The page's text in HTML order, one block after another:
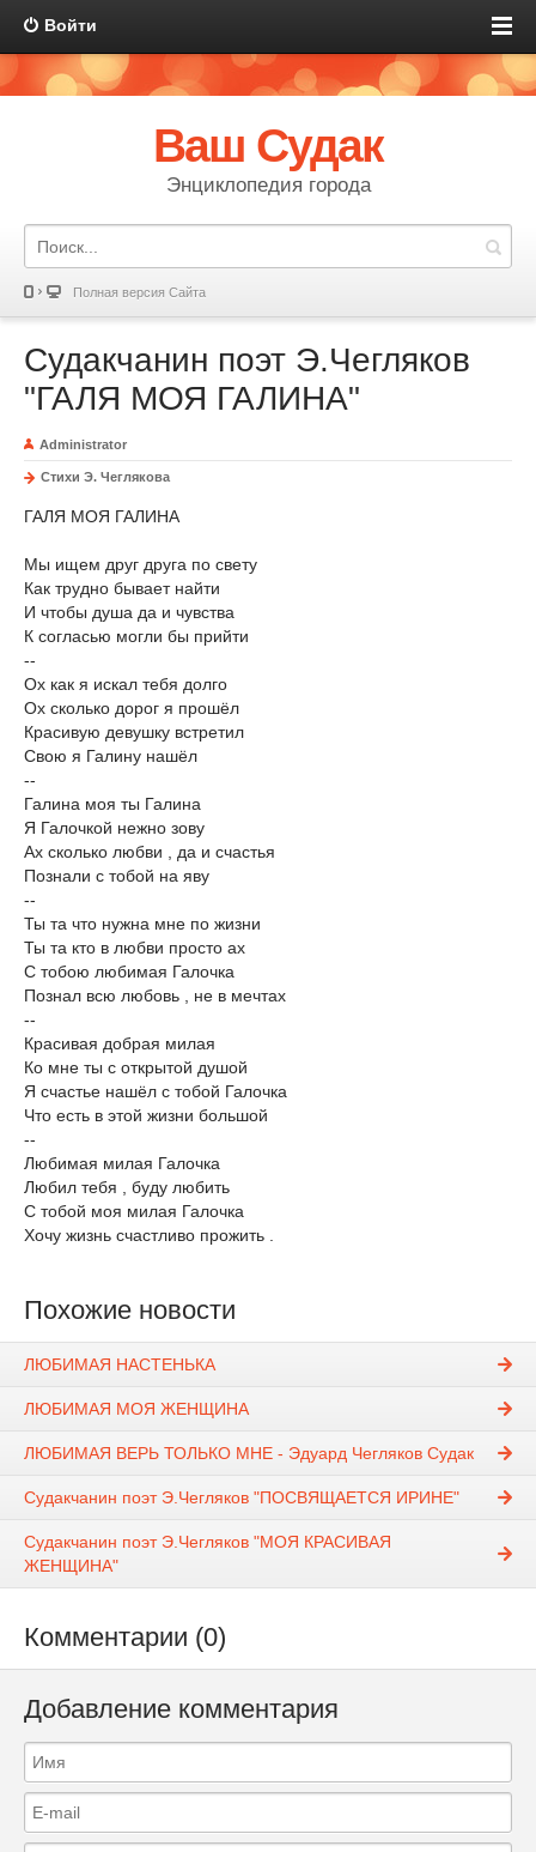
Войти
Ваш Судак
Энциклопедия города
Полная версия Сайта
Судакчанин поэт Э.Чегляков
"ГАЛЯ МОЯ ГАЛИНА"
Administrator
Стихи Э. Чеглякова
ГАЛЯ МОЯ ГАЛИНА
Мы ищем друг друга по свету
Как трудно бывает найти
И чтобы душа да и чувства
К согласью могли бы прийти
--
Ох как я искал тебя долго
Ох сколько дорог я прошёл
Красивую девушку встретил
Свою я Галину нашёл
--
Галина моя ты Галина
Я Галочкой нежно зову
Ах сколько любви , да и счастья
Познали с тобой на яву
--
Ты та что нужна мне по жизни
Ты та кто в любви просто ах
С тобою любимая Галочка
Познал всю любовь , не в мечтах
--
Красивая добрая милая
Ко мне ты с открытой душой
Я счастье нашёл с тобой Галочка
Что есть в этой жизни большой
--
Любимая милая Галочка
Любил тебя , буду любить
С тобой моя милая Галочка
Хочу жизнь счастливо прожить .
Похожие новости
ЛЮБИМАЯ НАСТЕНЬКА
ЛЮБИМАЯ МОЯ ЖЕНЩИНА
ЛЮБИМАЯ ВЕРЬ ТОЛЬКО МНЕ - Эдуард Чегляков Судак
Судакчанин поэт Э.Чегляков "ПОСВЯЩАЕТСЯ ИРИНЕ"
Судакчанин поэт Э.Чегляков "МОЯ КРАСИВАЯ
ЖЕНЩИНА"
Комментарии (0)
Добавление комментария